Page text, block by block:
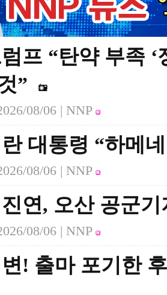
프 “탄약 부족
”
08/06 | NNP
대통령 “하메
08/06 | NNP
연, 오산 공군
08/06 | NNP
! 출마 포기한